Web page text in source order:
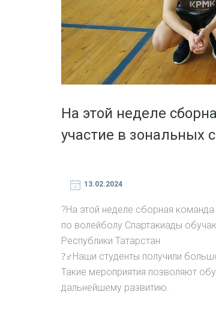
На этой неделе
участие в зональных
13.02.2024
?На этой неделе сборная
по волейболу Спартакиады
Республики Татарстан
?‍♂Наши студенты получили
Такие мероприятия позволяют
дальнейшему развитию.